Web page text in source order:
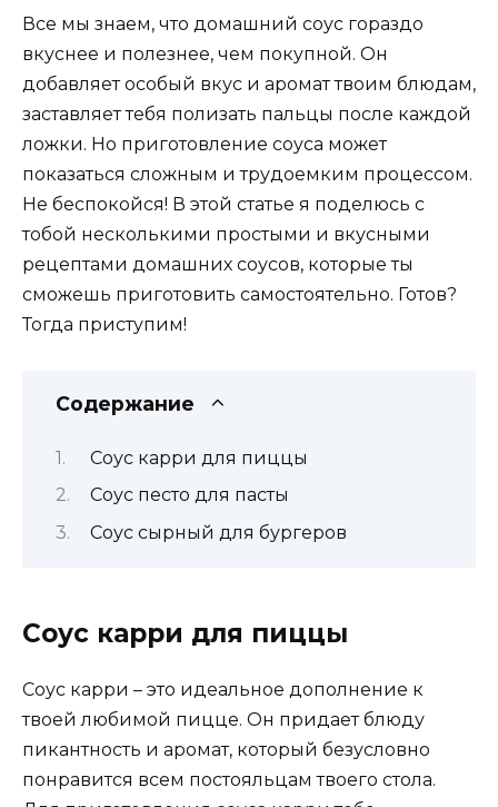
Все мы знаем, что домашний соус гораздо
вкуснее и полезнее, чем покупной. Он
добавляет особый вкус и аромат твоим блюдам,
заставляет тебя полизать пальцы после каждой
ложки. Но приготовление соуса может
показаться сложным и трудоемким процессом.
Не беспокойся! В этой статье я поделюсь с
тобой несколькими простыми и вкусными
рецептами домашних соусов, которые ты
сможешь приготовить самостоятельно. Готов?
Тогда приступим!
Содержание
Соус карри для пиццы
Соус песто для пасты
Соус сырный для бургеров
Соус карри для пиццы
Соус карри – это идеальное дополнение к
твоей любимой пицце. Он придает блюду
пикантность и аромат, который безусловно
понравится всем постояльцам твоего стола.